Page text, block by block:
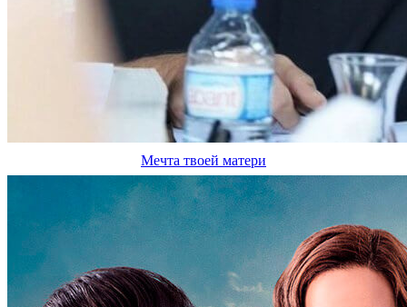
Мечта твоей матери